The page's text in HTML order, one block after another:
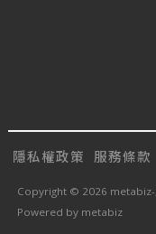
Copyright © 2026 metabiz-
Powered by metabiz
隱私權政策 服務條款